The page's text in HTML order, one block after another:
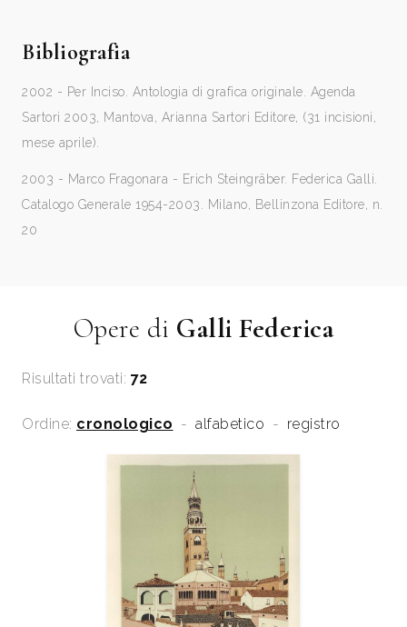
Bibliografia
2002 - Per Inciso. Antologia di grafica originale. Agenda
Sartori 2003, Mantova, Arianna Sartori Editore, (31 incisioni,
mese aprile).
2003 - Marco Fragonara - Erich Steingräber. Federica Galli.
Catalogo Generale 1954-2003. Milano, Bellinzona Editore, n.
20
Opere di Galli Federica
Risultati trovati: 72
Ordine: cronologico - alfabetico - registro